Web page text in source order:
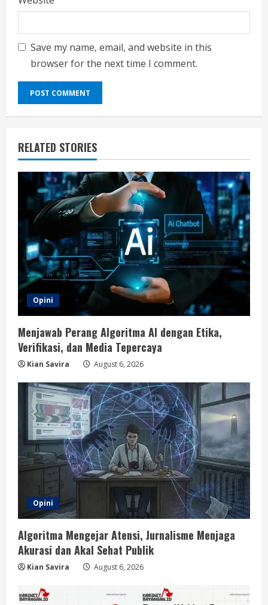
Save my name, email, and website in this
browser for the next time I comment.
RELATED STORIES
Opini
Menjawab Perang Algoritma AI dengan Etika,
Verifikasi, dan Media Tepercaya
Kian Savira August 6, 2026
Opini
Algoritma Mengejar Atensi, Jurnalisme Menjaga
Akurasi dan Akal Sehat Publik
Kian Savira August 6, 2026